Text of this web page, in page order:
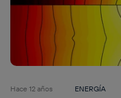
Hace 12 años ENERGÍA